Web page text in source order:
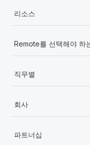
리소스
Remote를 선택해야 하
직무별
회사
파트너십